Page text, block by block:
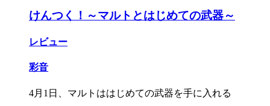
けんつく！～マルトとはじめての武器～
レビュー
彩音
4月1日、マルトははじめての武器を手に入れる